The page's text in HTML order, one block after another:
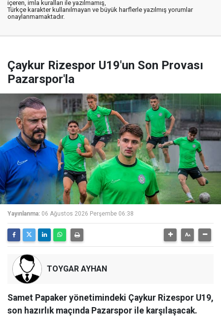
içeren, imla kuralları ile yazılmamış,
Türkçe karakter kullanılmayan ve büyük harflerle yazılmış yorumlar
onaylanmamaktadır.
Çaykur Rizespor U19'un Son Provası
Pazarspor'la
Yayınlanma: 06 Ağustos 2026 Perşembe 06:38
TOYGAR AYHAN
Samet Papaker yönetimindeki Çaykur Rizespor U19,
son hazırlık maçında Pazarspor ile karşılaşacak.